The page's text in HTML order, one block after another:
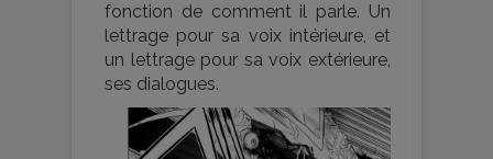
fonction de comment il parle. Un
lettrage pour sa voix intérieure, et
un lettrage pour sa voix extérieure,
ses dialogues.